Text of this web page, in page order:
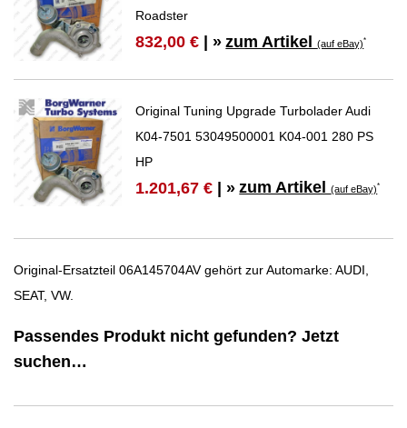
Roadster
832,00 € | » zum Artikel(auf eBay)*
Original Tuning Upgrade Turbolader Audi
K04-7501 53049500001 K04-001 280 PS
HP
1.201,67 € | » zum Artikel(auf eBay)*
Original-Ersatzteil 06A145704AV gehört zur Automarke: AUDI,
SEAT, VW.
Passendes Produkt nicht gefunden? Jetzt
suchen…